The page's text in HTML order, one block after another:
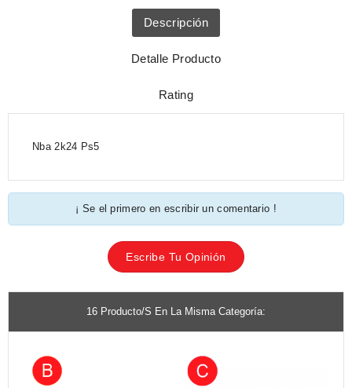
Descripción
Detalle Producto
Rating
Nba 2k24 Ps5
¡ Se el primero en escribir un comentario !
Escribe Tu Opinión
16 Producto/s En La Misma Categoría: